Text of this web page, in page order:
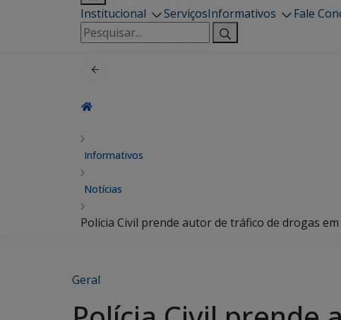
Institucional ServiçosInformativos Fale
Pesquisar
por:
Informativos
Notícias
Polícia Civil prende autor de tráfico de drogas
Geral